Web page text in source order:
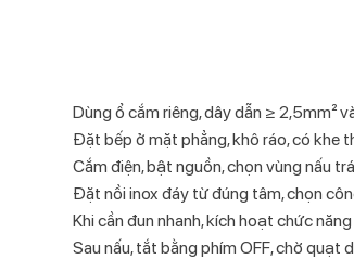
Dùng ổ cắm riêng, dây dẫn ≥ 2,5mm²
Đặt bếp ở mặt phẳng, khô ráo, có khe
Cắm điện, bật nguồn, chọn vùng nấu
Đặt nồi inox đáy từ đúng tâm, chọn
Khi cần đun nhanh, kích hoạt chức
Sau nấu, tắt bằng phím OFF, chờ quạt